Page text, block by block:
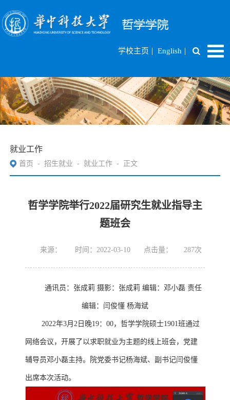
学校主页 | English |
就业工作
首页 - 招生就业 - 就业工作 - 正文
哲学学院举行2022届研究生就业指导主
题班会
来源： 时间：2022-03-10 点击量： 287次
通讯员：张成莉 摄影：张成莉 编辑：邓小磊 责任
编辑：闫俊懂 杨海斌
2022年3月2日晚19：00，哲学学院硕士1901班通过
网络会议，开展了以求职就业为主题的线上班会，党建
辅导员邓小磊主持。院党委书记杨海斌、副书记闫俊懂
出席本次活动。